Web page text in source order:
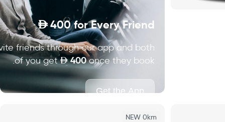
D400for Every Friend
friends through our app and both
of you get D 400 once they book.
Get the App
NEW 0km